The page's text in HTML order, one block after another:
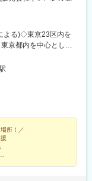
ます：製品研修、ス
そ仕事に必要な知識
度があります。MRと
ケティングなど多角
育成する研修制度を
医薬品の臨床開発～
ぼすべての医薬品に
常時100以上のPJが
よる)◇東京23区内を
京都内を中心とした
・プロジェクトによ
にも案件あり。強制
所！／